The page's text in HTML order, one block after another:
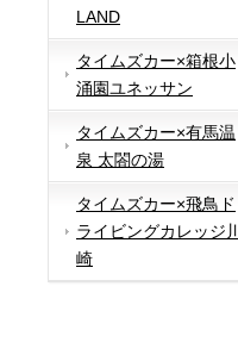
LAND
タイムズカー×箱根小
涌園ユネッサン
タイムズカー×有馬温
泉 太閤の湯
タイムズカー×飛鳥ド
ライビングカレッジ川
崎